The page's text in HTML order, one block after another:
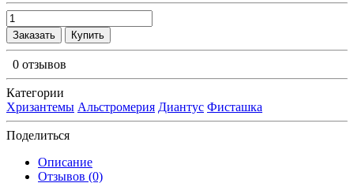
Заказать Купить
0 отзывов
Категории
Хризантемы Альстромерия Диантус Фисташка
Поделиться
Описание
Отзывов (0)